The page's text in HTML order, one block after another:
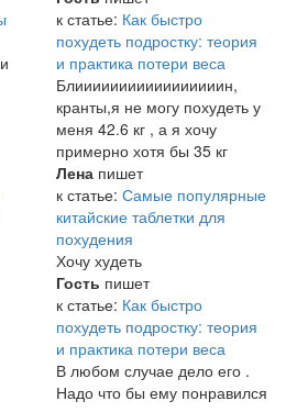
к статье: Как быстро
похудеть подростку: теория
и практика потери веса
Блииииииииииииииииин,
кранты,я не могу похудеть у
меня 42.6 кг , а я хочу
примерно хотя бы 35 кг
Лена пишет
к статье: Самые популярные
китайские таблетки для
похудения
Хочу худеть
Гость пишет
к статье: Как быстро
похудеть подростку: теория
и практика потери веса
В любом случае дело его .
Надо что бы ему понравился